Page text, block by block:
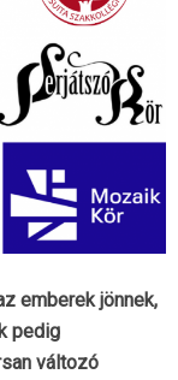
emberek jönnek,
pedig
változó